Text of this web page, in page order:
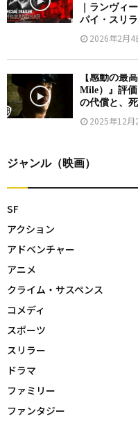
｜ランヴィ
パイ・スリ
2026年2月4
【感動の最
Mile）』評
の代償と、
2025年12月
ジャンル（映画）
SF
アクション
アドベンチャー
アニメ
クライム・サスペンス
コメディ
スポーツ
スリラー
ドラマ
ファミリー
ファンタジー